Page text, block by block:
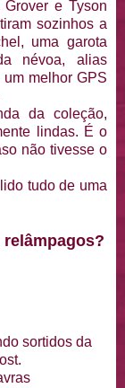
e Tyson
sozinhos a
uma garota
névoa, alias
melhor GPS
da coleção,
lindas. É o
não tivesse o
tudo de uma
sortidos da